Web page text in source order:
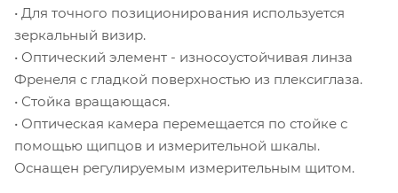
• Для точного позиционирования используется
зеркальный визир.
• Оптический элемент - износоустойчивая линза
Френеля с гладкой поверхностью из плексиглаза.
• Стойка вращающася.
• Оптическая камера перемещается по стойке с
помощью щипцов и измерительной шкалы.
Оснащен регулируемым измерительным щитом.